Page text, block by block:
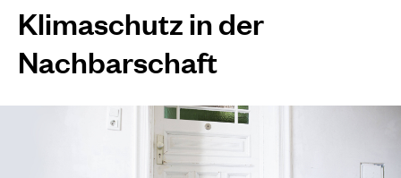
Klimaschutz in der
Nachbarschaft